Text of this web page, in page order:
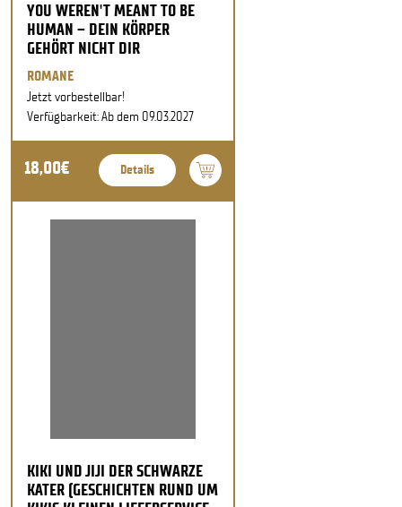
YOU WEREN'T MEANT TO BE
HUMAN – DEIN KÖRPER
GEHÖRT NICHT DIR
ROMANE
Jetzt vorbestellbar!
Verfügbarkeit: Ab dem 09.03.2027
18,00€ Details
KIKI UND JIJI DER SCHWARZE
KATER (GESCHICHTEN RUND UM